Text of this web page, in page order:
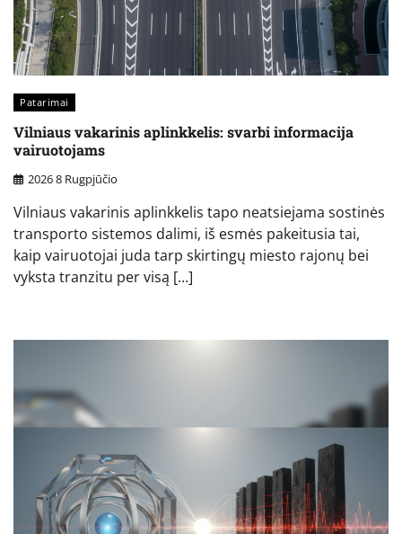
Patarimai
Vilniaus vakarinis aplinkkelis: svarbi informacija
vairuotojams
2026 8 Rugpjūčio
Vilniaus vakarinis aplinkkelis tapo neatsiejama sostinės
transporto sistemos dalimi, iš esmės pakeitusia tai,
kaip vairuotojai juda tarp skirtingų miesto rajonų bei
vyksta tranzitu per visą […]